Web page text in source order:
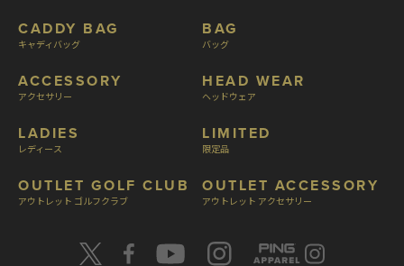
CADDY BAG
キャディバッグ
ACCESSORY
アクセサリー
LADIES
レディース
OUTLET GOLF CLUB
アウトレット ゴルフクラブ
BAG
バッグ
HEAD WEAR
ヘッドウェア
LIMITED
限定品
OUTLET ACCESSORY
アウトレット アクセサリー